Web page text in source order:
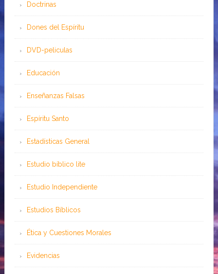
Doctrinas
Dones del Espíritu
DVD-peliculas
Educación
Enseñanzas Falsas
Espíritu Santo
Estadísticas General
Estudio bíblico lite
Estudio Independiente
Estudios Bíblicos
Ética y Cuestiones Morales
Evidencias